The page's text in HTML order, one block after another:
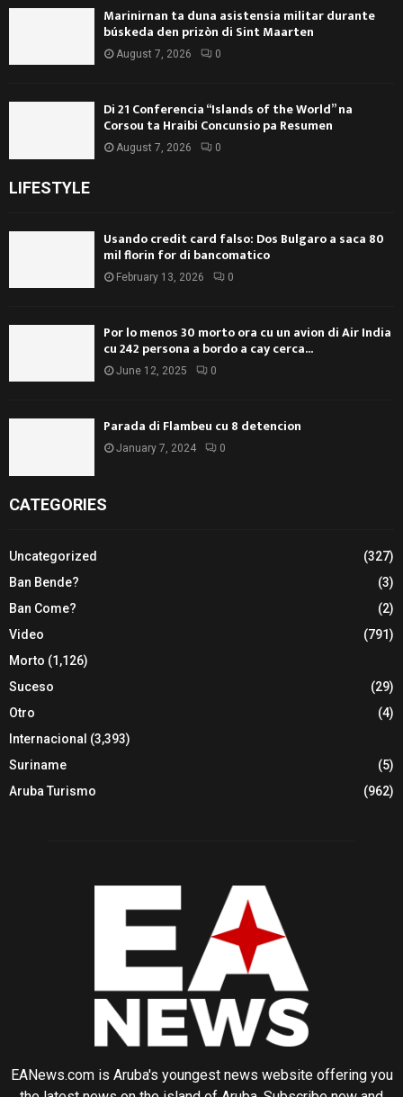
Marinirnan ta duna asistensia militar durante
búskeda den prizòn di Sint Maarten
August 7, 2026 0
Di 21 Conferencia “Islands of the World” na
Corsou ta Hraibi Concunsio pa Resumen
August 7, 2026 0
LIFESTYLE
Usando credit card falso: Dos Bulgaro a saca 80
mil florin for di bancomatico
February 13, 2026 0
Por lo menos 30 morto ora cu un avion di Air India
cu 242 persona a bordo a cay cerca...
June 12, 2025 0
Parada di Flambeu cu 8 detencion
January 7, 2024 0
CATEGORIES
Uncategorized
(327)
Ban Bende?
(3)
Ban Come?
(2)
Video
(791)
Morto (1,126)
Suceso
(29)
Otro
(4)
Internacional (3,393)
Suriname
(5)
Aruba Turismo
(962)
EANews.com is Aruba's youngest news website offering you